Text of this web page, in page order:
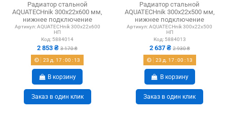
Радиатор стальной
AQUATECHnik 300x22x600 мм,
нижнее подключение
Артикул: AQUATECHnik 300x22x600
НП
Код: 5884014
2 853 ₴3 170 ₴
23 д. 17:00 : 12
В корзину
Заказ в один клик
Радиатор стальной
AQUATECHnik 300x22x500 мм,
нижнее подключение
Артикул: AQUATECHnik 300x22x500
НП
Код: 5884013
2 637 ₴ 2 930 ₴
23 д. 17:00 : 12
В корзину
Заказ в один клик